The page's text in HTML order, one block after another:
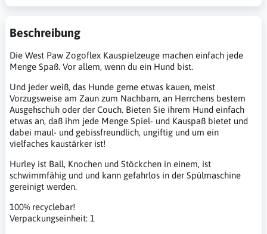
Beschreibung
Die West Paw Zogoflex Kauspielzeuge machen einfach jede
Menge Spaß. Vor allem, wenn du ein Hund bist.
Und jeder weiß, das Hunde gerne etwas kauen, meist
Vorzugsweise am Zaun zum Nachbarn, an Herrchens bestem
Ausgehschuh oder der Couch. Bieten Sie ihrem Hund einfach
etwas an, daß ihm jede Menge Spiel- und Kauspaß bietet und
dabei maul- und gebissfreundlich, ungiftig und um ein
vielfaches kaustärker ist!
Hurley ist Ball, Knochen und Stöckchen in einem, ist
schwimmfähig und und kann gefahrlos in der Spülmaschine
gereinigt werden.
100% recyclebar!
Verpackungseinheit: 1